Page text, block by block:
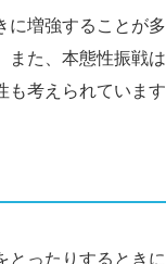
増強することが
た、本態性振戦
も考えられていま
ったりするとき